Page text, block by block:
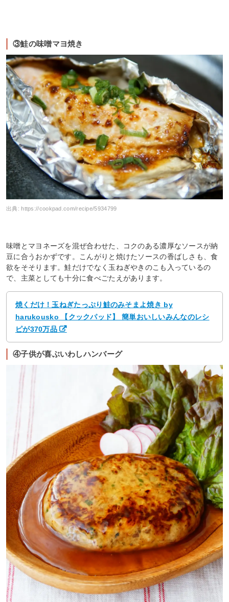
③鮭の味噌マヨ焼き
出典: https://cookpad.com/recipe/5934799
味噌とマヨネーズを混ぜ合わせた、コクのある濃厚なソースが納
豆に合うおかずです。こんがりと焼けたソースの香ばしさも、食
欲をそそります。鮭だけでなく玉ねぎやきのこも入っているの
で、主菜としても十分に食べごたえがあります。
焼くだけ！玉ねぎたっぷり鮭のみそまよ焼き by
harukousko 【クックパッド】 簡単おいしいみんなのレシ
ピが370万品
④子供が喜ぶいわしハンバーグ